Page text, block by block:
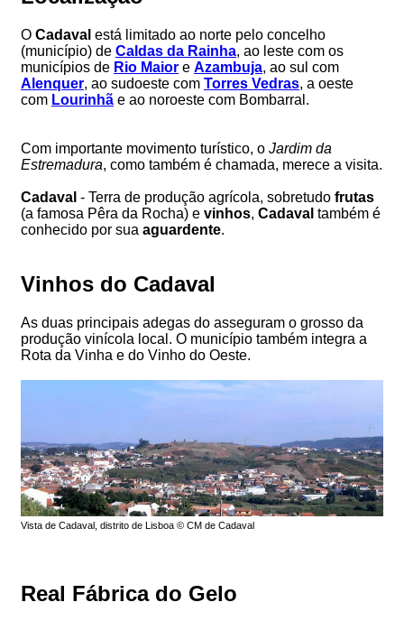
O Cadaval está limitado ao norte pelo concelho
(município) de Caldas da Rainha, ao leste com os
municípios de Rio Maior e Azambuja, ao sul com
Alenquer, ao sudoeste com Torres Vedras, a oeste
com Lourinhã e ao noroeste com Bombarral.
Com importante movimento turístico, o Jardim da
Estremadura, como também é chamada, merece a visita.
Cadaval - Terra de produção agrícola, sobretudo frutas
(a famosa Pêra da Rocha) e vinhos, Cadaval também é
conhecido por sua aguardente.
Vinhos do Cadaval
As duas principais adegas do asseguram o grosso da
produção vinícola local. O município também integra a
Rota da Vinha e do Vinho do Oeste.
Vista de Cadaval, distrito de Lisboa © CM de Cadaval
Real Fábrica do Gelo